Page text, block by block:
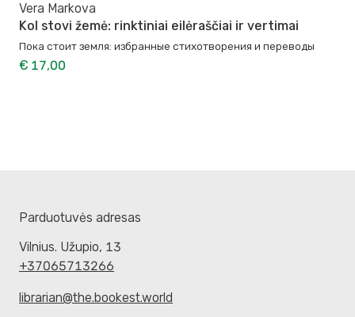
Vera Markova
Kol stovi žemė: rinktiniai eilėraščiai ir vertimai
Пока стоит земля: избранные стихотворения и переводы
€ 17,00
Parduotuvės adresas
Vilnius. Užupio, 13
+37065713266
librarian@the.bookest.world